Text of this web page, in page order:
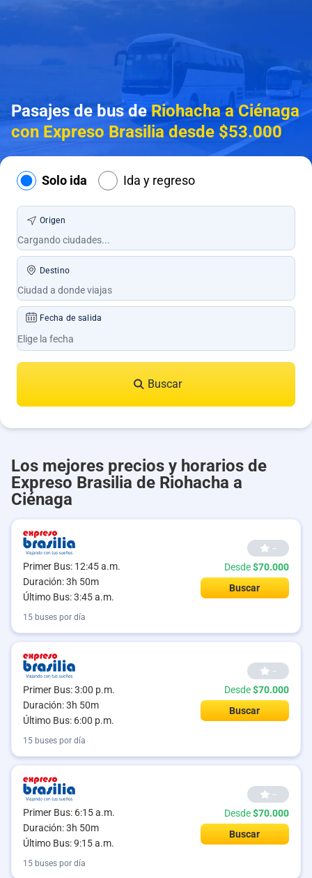
Pasajes de bus deRiohacha a Ciénaga
con Expreso Brasilia desde $53.000
Solo ida Ida y regreso
Origen
Destino
Fecha de salida
Buscar
Los mejores precios y horarios de
Expreso Brasilia de Riohacha a
Ciénaga
Primer Bus: 12:45 a.m.
Duración: 3h 50m
Último Bus: 3:45 a.m.
--
Desde$70.000
Buscar
15 buses por día
Primer Bus: 3:00 p.m.
Duración: 3h 50m
Último Bus: 6:00 p.m.
--
Desde$70.000
Buscar
15 buses por día
Primer Bus: 6:15 a.m.
Duración: 3h 50m
Último Bus: 9:15 a.m.
--
Desde$70.000
Buscar
15 buses por día